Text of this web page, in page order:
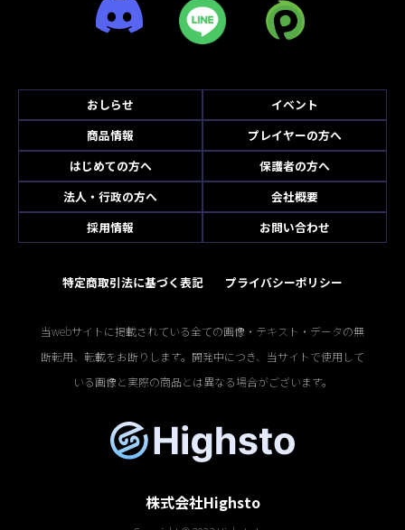
おしらせ
イベント
商品情報
プレイヤーの方へ
はじめての方へ
保護者の方へ
法人・行政の方へ
会社概要
採用情報
お問い合わせ
特定商取引法に基づく表記 プライバシーポリシー
当webサイトに掲載されている全ての画像・テキスト・データの無
断転用、転載をお断りします。開発中につき、当サイトで使用して
いる画像と実際の商品とは異なる場合がございます。
株式会社Highsto